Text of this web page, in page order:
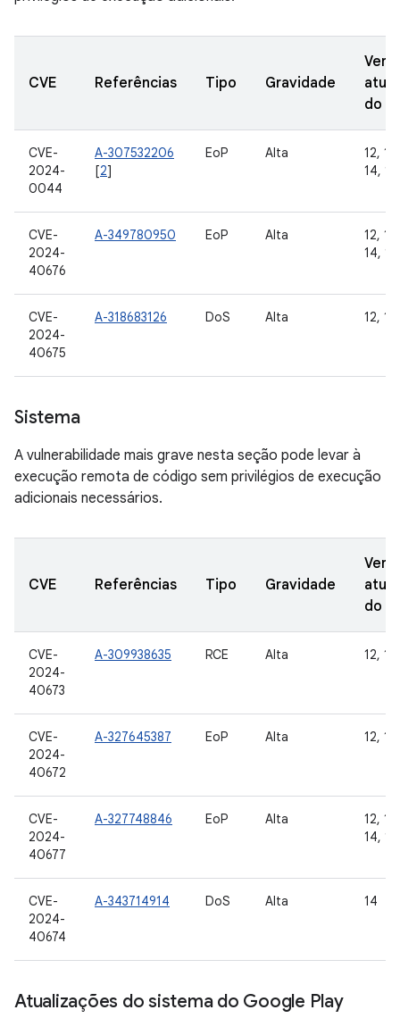
CVE Referências Tipo Gravidade
do
CVE-
2024-
0044
A-307532206
[2]
EoP Alta
12,
14, 15
CVE-
2024-
40676
A-349780950 EoP Alta
12,
14, 15
CVE-
2024-
40675
A-318683126 DoS Alta 12,
Sistema
A vulnerabilidade mais grave nesta seção pode levar à
execução remota de código sem privilégios de execução
adicionais necessários.
CVE Referências Tipo Gravidade
do
CVE-
2024-
40673
A-309938635 RCE Alta 12,
CVE-
2024-
40672
A-327645387 EoP Alta 12,
CVE-
2024-
40677
A-327748846 EoP Alta
12,
14, 15
CVE-
2024-
40674
A-343714914 DoS Alta 14
Atualizações do sistema do Google Play